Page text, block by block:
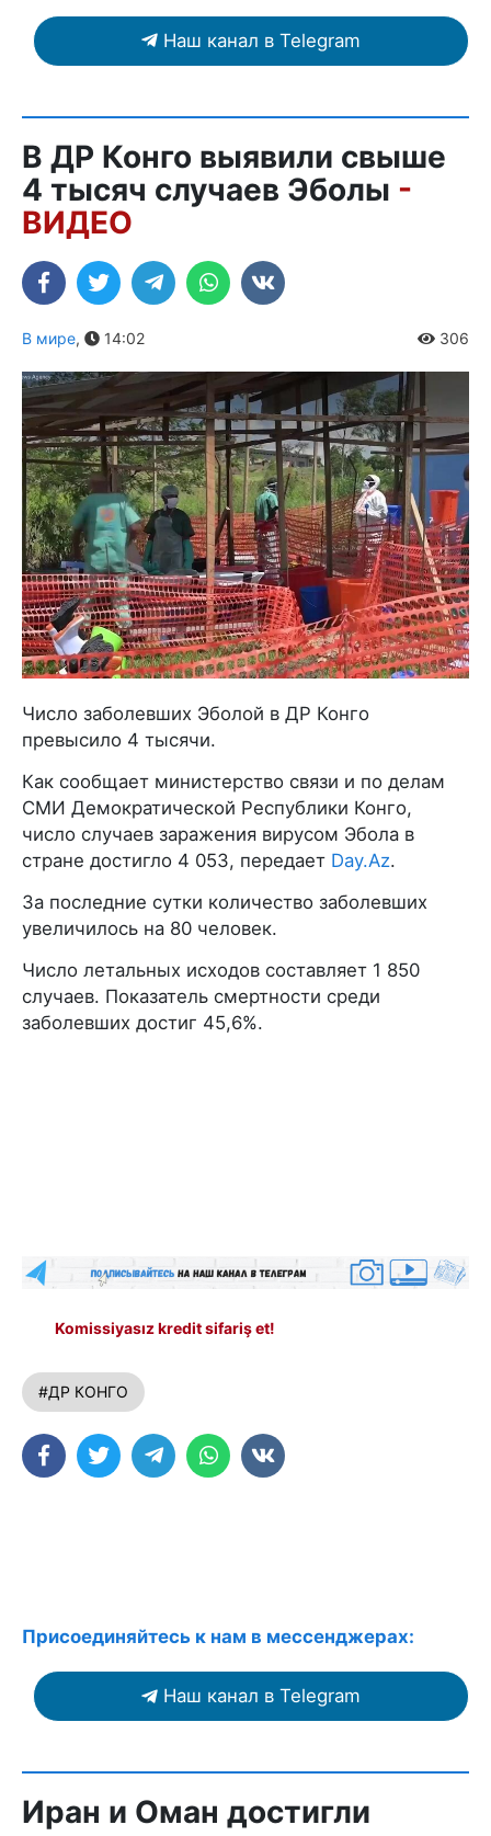
Наш канал в Telegram
В ДР Конго выявили свыше
4 тысяч случаев Эболы -
ВИДЕО
В мире, 14:02 306
Число заболевших Эболой в ДР Конго
превысило 4 тысячи.
Как сообщает министерство связи и по делам
СМИ Демократической Республики Конго,
число случаев заражения вирусом Эбола в
стране достигло 4 053, передает Day.Az.
За последние сутки количество заболевших
увеличилось на 80 человек.
Число летальных исходов составляет 1 850
случаев. Показатель смертности среди
заболевших достиг 45,6%.
Komissiyasız kredit sifariş et!
#ДР КОНГО
Присоединяйтесь к нам в мессенджерах:
Наш канал в Telegram
Иран и Оман достигли